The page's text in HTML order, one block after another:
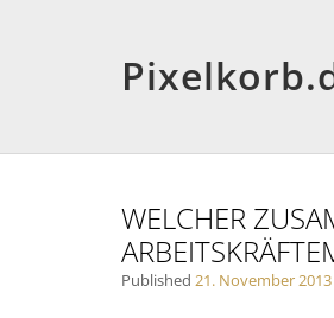
WELCHER
Published 21. November 2013